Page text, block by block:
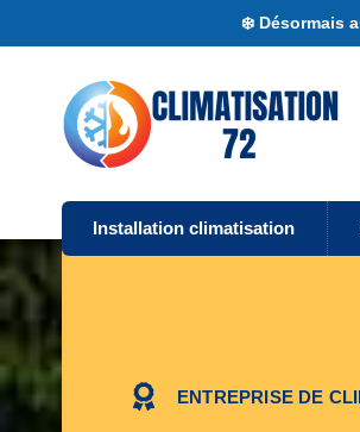
❄️ Désormais
Installation climatisation
ENTREPRISE DE